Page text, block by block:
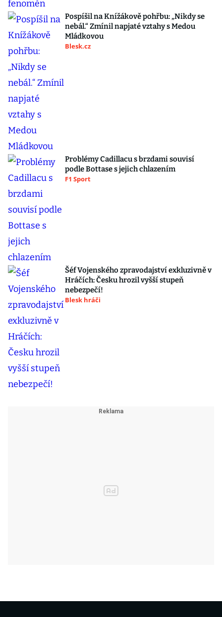
Pospíšil na Knížákově pohřbu: „Nikdy se
nebál.“ Zmínil napjaté vztahy s Medou
Mládkovou
Blesk.cz
Problémy Cadillacu s brzdami souvisí
podle Bottase s jejich chlazením
F1 Sport
Šéf Vojenského zpravodajství exkluzivně v
Hráčích: Česku hrozil vyšší stupeň
nebezpečí!
Blesk hráči